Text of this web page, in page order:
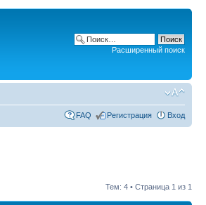
Расширенный поиск
FAQ Регистрация Вход
Тем: 4 • Страница 1 из 1